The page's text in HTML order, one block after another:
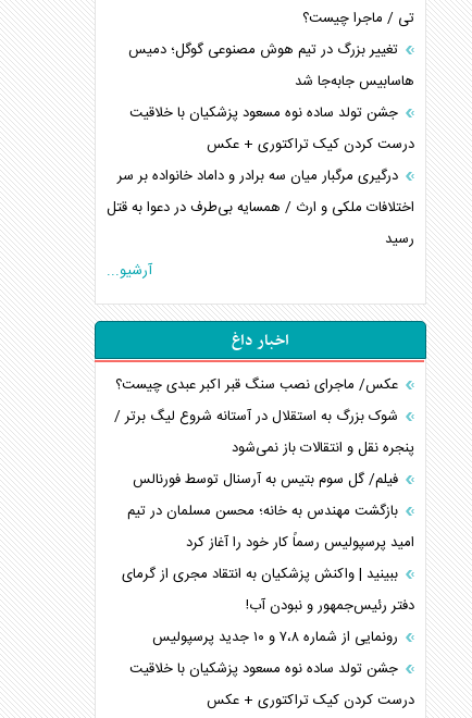
تی / ماجرا چیست؟
تغییر بزرگ در تیم هوش مصنوعی گوگل؛ دمیس
هاسابیس جابه‌جا شد
جشن تولد ساده نوه مسعود پزشکیان با خلاقیت
درست کردن کیک تراکتوری + عکس
درگیری مرگبار میان سه برادر و داماد خانواده بر سر
اختلافات ملکی و ارث / همسایه بی‌طرف در دعوا به قتل
رسید
آرشیو...
اخبار داغ
عکس/ ماجرای نصب سنگ قبر اکبر عبدی چیست؟
شوک بزرگ به استقلال در آستانه شروع لیگ برتر /
پنجره نقل و انتقالات باز نمی‌شود
فیلم/ گل سوم بتیس به آرسنال توسط فورنالس
بازگشت مهندس به خانه؛ محسن مسلمان در تیم
امید پرسپولیس رسماً کار خود را آغاز کرد
ببینید | واکنش پزشکیان به انتقاد مجری از گرمای
دفتر رئیس‌جمهور و نبودن آب!
رونمایی از شماره ۷،۸ و ۱۰ جدید پرسپولیس
جشن تولد ساده نوه مسعود پزشکیان با خلاقیت
درست کردن کیک تراکتوری + عکس